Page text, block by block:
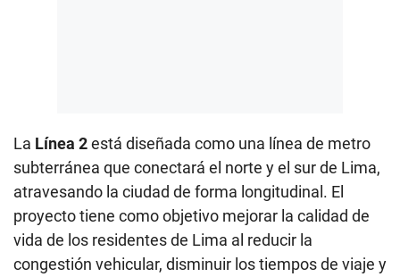
La Línea 2está diseñada como una línea de metro
subterránea que conectará el norte y el sur de Lima,
atravesando la ciudad de forma longitudinal. El
proyecto tiene como objetivo mejorar la calidad de
vida de los residentes de Lima al reducir la
congestión vehicular, disminuir los tiempos de viaje y